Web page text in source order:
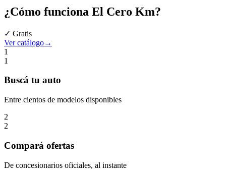
¿Cómo funciona El Cero Km?
✓ Gratis
Ver catálogo→
1
1
Buscá tu auto
Entre cientos de modelos disponibles
2
2
Compará ofertas
De concesionarios oficiales, al instante